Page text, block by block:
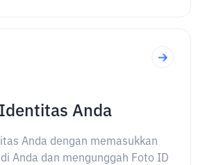
Anda
Anda dengan memasukkan
Anda dan mengunggah Foto ID